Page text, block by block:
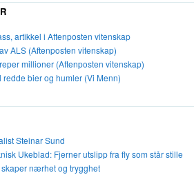
artikkel i Aftenposten vitenskap
ALS (Aftenposten vitenskap)
millioner (Aftenposten vitenskap)
redde bier og humler (Vi Menn)
Steinar Sund
Ukeblad: Fjerner utslipp fra fly som står stille
nærhet og trygghet